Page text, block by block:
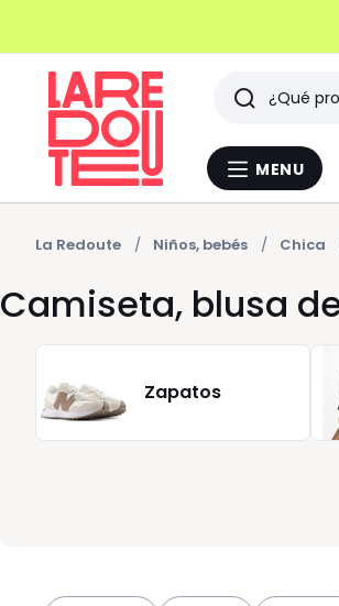
Menu
MENU
Buscar
Últimos
vistos
La Redoute Niños, bebés Chica
Camiseta, blusa
Zapatos